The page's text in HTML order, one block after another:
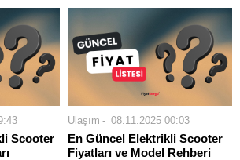
Scooter
Ulaşım 08.11.2025 00:03
En Güncel Elektrikli Scooter
Fiyatları ve Model Rehberi